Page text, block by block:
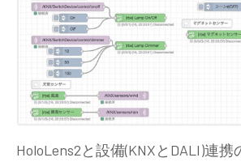
HoloLens2と設備(KNXとDALI)連携